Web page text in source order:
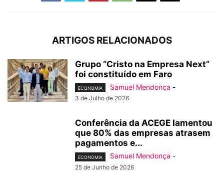
ARTIGOS RELACIONADOS
Grupo “Cristo na Empresa Next”
foi constituído em Faro
ECONOMIA Samuel Mendonça -
3 de Julho de 2026
Conferência da ACEGE lamentou
que 80% das empresas atrasem
pagamentos e...
ECONOMIA Samuel Mendonça -
25 de Junho de 2026